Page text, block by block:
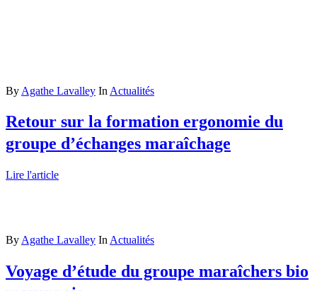
By Agathe Lavalley In Actualités
Retour sur la formation ergonomie du
groupe d’échanges maraîchage
Lire l'article
By Agathe Lavalley In Actualités
Voyage d’étude du groupe maraîchers bio